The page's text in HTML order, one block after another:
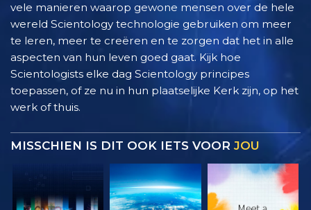
vele manieren waarop gewone mensen over de hele
wereld Scientology technologie gebruiken om meer
te leren, meer te creëren en te zorgen dat het in alle
aspecten van hun leven goed gaat. Kijk hoe
Scientologists elke dag Scientology principes
toepassen, of ze nu in hun plaatselijke Kerk zijn, op het
werk of thuis.
MISSCHIEN IS DIT OOK IETS VOOR JOU